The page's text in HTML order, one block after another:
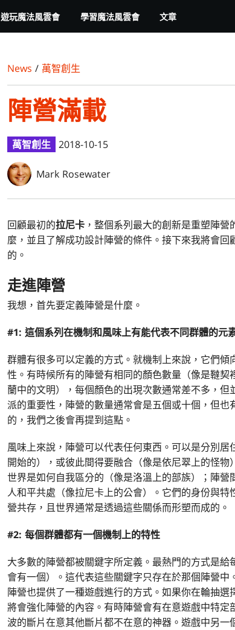
遊玩魔法風雲會 學習魔法風雲會 文章
News / 萬智創生
陣營滿載
萬智創生 2018-10-15
Mark Rosewater
回顧最初的拉尼卡 ，整個系列最大的創新是重塑陣
麼，並且了解成功設計陣營的條件。接下來我將會
的。
走進陣營
我想，首先要定義陣營是什麼。
#1: 這個系列在機制和風味上有能代表不同群體的元
群體有很多可以定義的方式。就機制上來說，它們
性。有時候所有的陣營有相同的顏色數量（像是韃
蘭中的文明），每個顏色的出現次數通常差不多，
派的重要性，陣營的數量通常會是五個或十個，但
的，我們之後會再提到這點。
風味上來說，陣營可以代表任何東西。可以是分別
開始的），或彼此間得要融合（像是依尼翠上的怪
世界是如何自我區分的（像是洛溫上的部族）；陣
人和平共處（像拉尼卡上的公會）。它們的身份與
營共存，且世界通常是透過這些關係而形塑而成的。
#2: 每個群體都有一個機制上的特性
大多數的陣營都被關鍵字所定義。最熱門的方式是
會有一個）。這代表這些關鍵字只存在於那個陣營
陣營也提供了一種遊戲進行的方式。如果你在輪抽
將會強化陣營的內容。有時陣營會有在意遊戲中特
波的斷片在意其他斷片都不在意的神器。遊戲中另